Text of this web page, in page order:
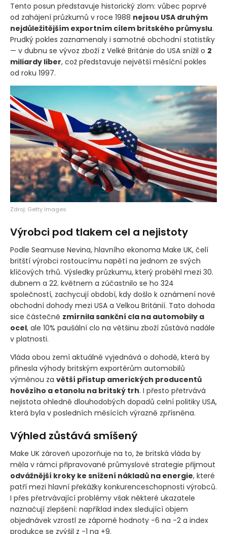
Tento posun představuje historický zlom: vůbec poprvé
od zahájení průzkumů v roce 1988 nejsou USA druhým
nejdůležitějším exportním cílem britského průmyslu.
Prudký pokles zaznamenaly i samotné obchodní statistiky
— v dubnu se vývoz zboží z Velké Británie do USA snížil o 2
miliardy liber, což představuje největší měsíční pokles
od roku 1997.
Zdroj: Getty Images
Výrobci pod tlakem cel a nejistoty
Podle Seamuse Nevina, hlavního ekonoma Make UK, čelí
britští výrobci rostoucímu napětí na jednom ze svých
klíčových trhů. Výsledky průzkumu, který proběhl mezi 30.
dubnem a 22. květnem a zúčastnilo se ho 324
společností, zachycují období, kdy došlo k oznámení nové
obchodní dohody mezi USA a Velkou Británií. Tato dohoda
sice částečně zmírnila sankční cla na automobily a
ocel, ale 10% paušální clo na většinu zboží zůstává nadále
v platnosti.
Vláda obou zemí aktuálně vyjednává o dohodě, která by
přinesla výhody britským exportérům automobilů
výměnou za větší přístup amerických producentů
hovězího a etanolu na britský trh. I přesto přetrvává
nejistota ohledně dlouhodobých dopadů celní politiky USA,
která byla v posledních měsících výrazně zpřísněna.
Výhled zůstává smíšený
Make UK zároveň upozorňuje na to, že britská vláda by
měla v rámci připravované průmyslové strategie přijmout
odvážnější kroky ke snížení nákladů na energie, které
patří mezi hlavní překážky konkurenceschopnosti výrobců.
I přes přetrvávající problémy však některé ukazatele
naznačují zlepšení: například index sledující objem
objednávek vzrostl ze záporné hodnoty -6 na -2 a index
produkce se zvýšil z -1 na +9.